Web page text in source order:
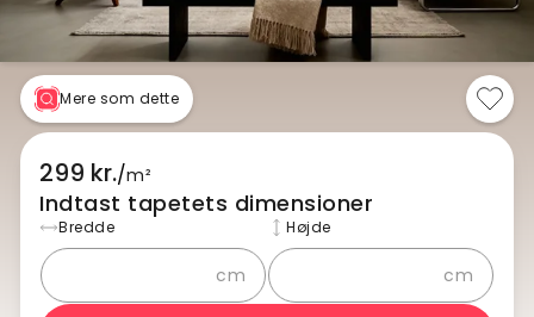
Mere som dette
299 kr./m²
Indtast tapetets dimensioner
Bredde
cm
Højde
cm